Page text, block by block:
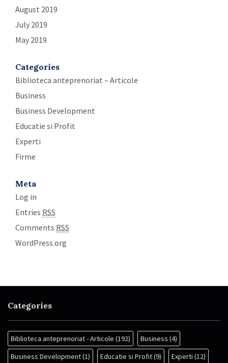
August 2019
July 2019
May 2019
Categories
Biblioteca anteprenoriat – Articole
Business
Business Development
Educatie si Profit
Experti
Firme
Meta
Log in
Entries RSS
Comments RSS
WordPress.org
Categories
Biblioteca anteprenoriat - Articole (192) Business (4)
Business Development(1) Educatie si Profit(9) Experti (12)